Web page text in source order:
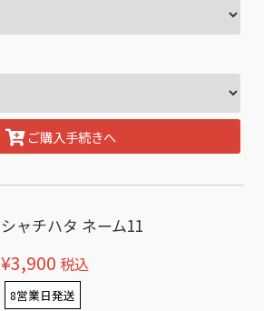
ご購入手続きへ
シャチハタ ネーム11
¥3,900 税込
8営業日発送